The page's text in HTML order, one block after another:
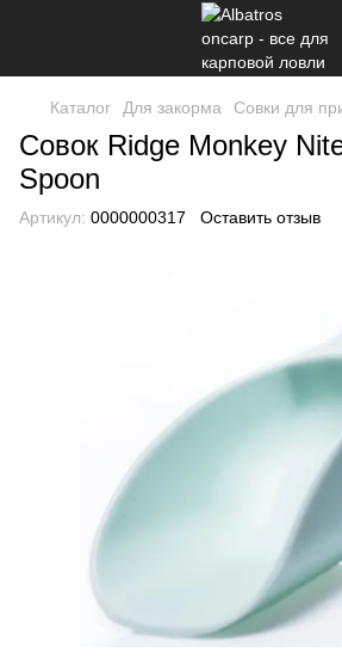
Каталог Для закорма Совки для
Совок Ridge Monkey
Spoon
Артикул: 0000000317 Оставить отзыв